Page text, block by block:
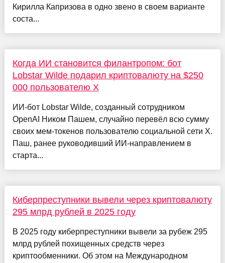
Кирилла Капризова в одно звено в своем варианте
соста...
Когда ИИ становится филантропом: бот
Lobstar Wilde подарил криптовалюту на $250
000 пользователю X
ИИ-бот Lobstar Wilde, созданный сотрудником
OpenAI Ником Пашем, случайно перевёл всю сумму
своих мем-токенов пользователю социальной сети X.
Паш, ранее руководивший ИИ-направлением в
старта...
Киберпреступники вывели через криптовалюту
295 млрд рублей в 2025 году
В 2025 году киберпреступники вывели за рубеж 295
млрд рублей похищенных средств через
криптообменники. Об этом на Международном